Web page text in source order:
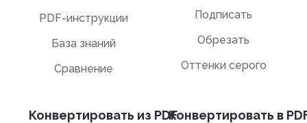
PDF-инструкции
База знаний
Сравнение
Подписать
Обрезать
Оттенки серого
Конвертировать из PDFКонвертировать в